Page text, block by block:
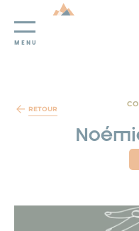
Panneau de gestion des cookies
MENU
RETOUR